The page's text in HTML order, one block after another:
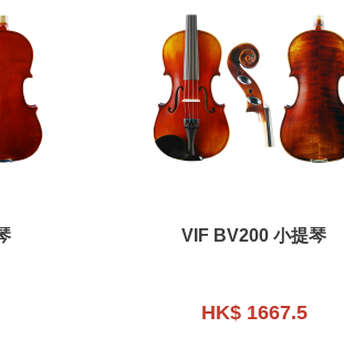
VIF BV200 小提琴
HK$ 1667.5